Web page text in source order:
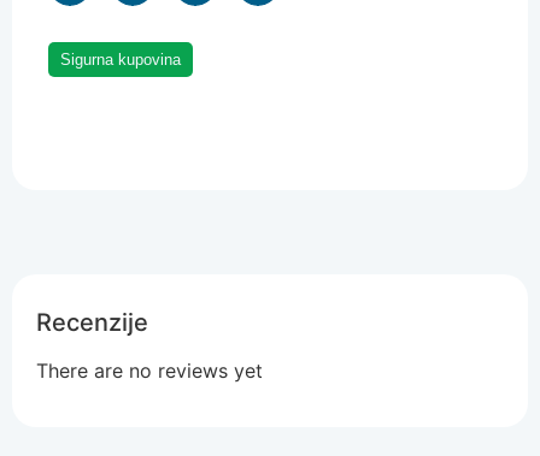
Sigurna kupovina
Recenzije
There are no reviews yet